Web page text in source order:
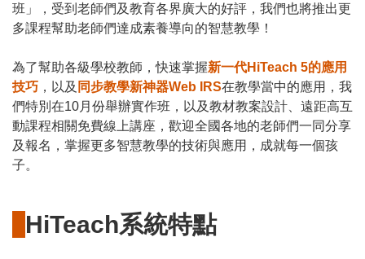
班」，受到老師們及教育各界廣大的好評，我們也將推出更
多課程幫助老師們達成素養導向的智慧教學！
為了幫助各級學校教師，快速掌握新一代HiTeach 5的應用
技巧 ，以及 同步教學新神器Web IRS在教學當中的應用，我
們特別在10月份舉辦實作班，以及教材教案設計、遠距高互
動課程相關免費線上講座，歡迎全國各地的老師們一同分享
及報名，掌握更多智慧教學的技術與應用，成就每一個孩
子。
HiTeach系統特點